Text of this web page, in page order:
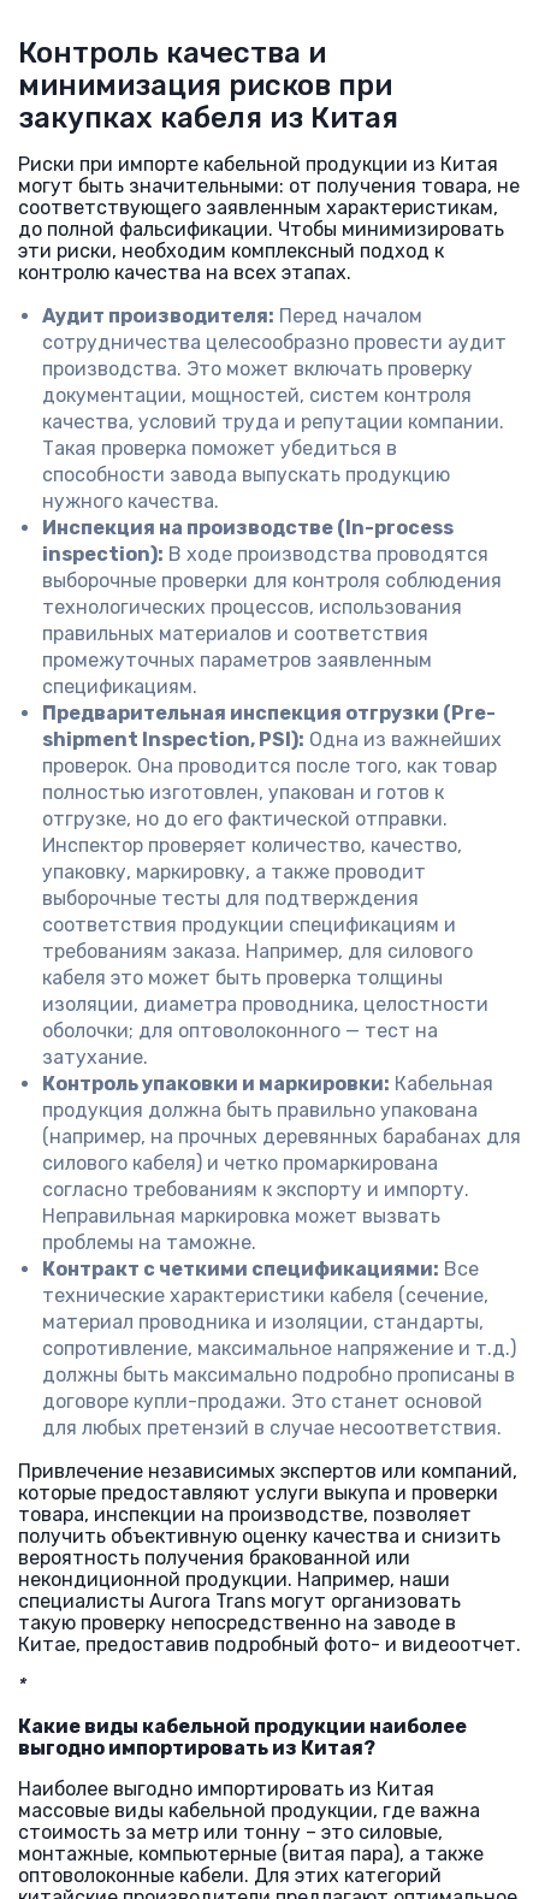
Контроль качества и
минимизация рисков при
закупках кабеля из Китая
Риски при импорте кабельной продукции из Китая
могут быть значительными: от получения товара, не
соответствующего заявленным характеристикам,
до полной фальсификации. Чтобы минимизировать
эти риски, необходим комплексный подход к
контролю качества на всех этапах.
Аудит производителя: Перед началом
сотрудничества целесообразно провести аудит
производства. Это может включать проверку
документации, мощностей, систем контроля
качества, условий труда и репутации компании.
Такая проверка поможет убедиться в
способности завода выпускать продукцию
нужного качества.
Инспекция на производстве (In-process
inspection): В ходе производства проводятся
выборочные проверки для контроля соблюдения
технологических процессов, использования
правильных материалов и соответствия
промежуточных параметров заявленным
спецификациям.
Предварительная инспекция отгрузки (Pre-
shipment Inspection, PSI): Одна из важнейших
проверок. Она проводится после того, как товар
полностью изготовлен, упакован и готов к
отгрузке, но до его фактической отправки.
Инспектор проверяет количество, качество,
упаковку, маркировку, а также проводит
выборочные тесты для подтверждения
соответствия продукции спецификациям и
требованиям заказа. Например, для силового
кабеля это может быть проверка толщины
изоляции, диаметра проводника, целостности
оболочки; для оптоволоконного — тест на
затухание.
Контроль упаковки и маркировки: Кабельная
продукция должна быть правильно упакована
(например, на прочных деревянных барабанах для
силового кабеля) и четко промаркирована
согласно требованиям к экспорту и импорту.
Неправильная маркировка может вызвать
проблемы на таможне.
Контракт с четкими спецификациями: Все
технические характеристики кабеля (сечение,
материал проводника и изоляции, стандарты,
сопротивление, максимальное напряжение и т.д.)
должны быть максимально подробно прописаны в
договоре купли-продажи. Это станет основой
для любых претензий в случае несоответствия.
Привлечение независимых экспертов или компаний,
которые предоставляют услуги выкупа и проверки
товара, инспекции на производстве, позволяет
получить объективную оценку качества и снизить
вероятность получения бракованной или
некондиционной продукции. Например, наши
специалисты Aurora Trans могут организовать
такую проверку непосредственно на заводе в
Китае, предоставив подробный фото- и видеоотчет.
*
Какие виды кабельной продукции наиболее
выгодно импортировать из Китая?
Наиболее выгодно импортировать из Китая
массовые виды кабельной продукции, где важна
стоимость за метр или тонну – это силовые,
монтажные, компьютерные (витая пара), а также
оптоволоконные кабели. Для этих категорий